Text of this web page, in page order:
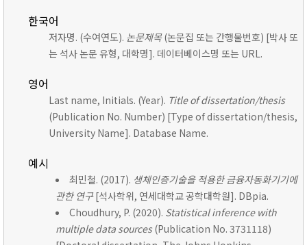
한국어
저자명. (수여연도). 논문제목(논문집 또는 간행물번호) [박사 또
는 석사 논문 유형, 대학명]. 데이터베이스명 또는 URL.
영어
Last name, Initials. (Year). Title of dissertation/thesis
(Publication No. Number) [Type of dissertation/thesis,
University Name]. Database Name.
예시
최민철. (2017). 생체인증기술을 적용한 금융자동화기기에
관한 연구[석사학위, 연세대학교 공학대학원]. DBpia.
Choudhury, P. (2020). Statistical inference with
multiple data sources(Publication No. 3731118)